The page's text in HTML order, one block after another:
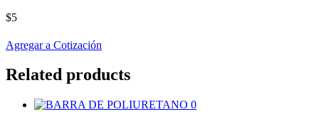
$5
Agregar a Cotización
Related products